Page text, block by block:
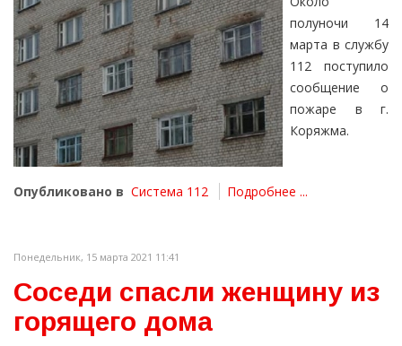
полуночи 14
марта в службу
112 поступило
сообщение о
пожаре в г.
Коряжма.
Опубликовано в Система 112 Подробнее ...
Понедельник, 15 марта 2021 11:41
Соседи спасли женщину из
горящего дома